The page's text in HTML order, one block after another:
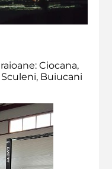
Ciocana,
Buiucani